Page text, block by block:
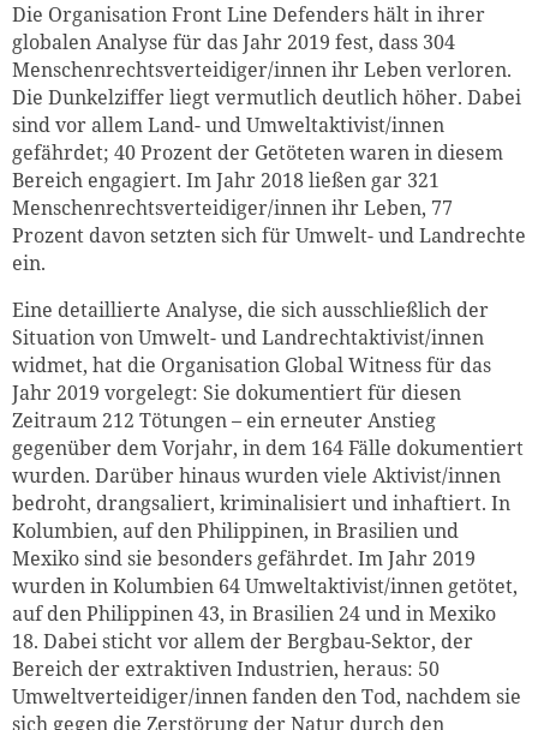
Die Organisation Front Line Defenders hält in ihrer
globalen Analyse für das Jahr 2019 fest, dass 304
Menschenrechtsverteidiger/innen ihr Leben verloren.
Die Dunkelziffer liegt vermutlich deutlich höher. Dabei
sind vor allem Land- und Umweltaktivist/innen
gefährdet; 40 Prozent der Getöteten waren in diesem
Bereich engagiert. Im Jahr 2018 ließen gar 321
Menschenrechtsverteidiger/innen ihr Leben, 77
Prozent davon setzten sich für Umwelt- und Landrechte
ein.
Eine detaillierte Analyse, die sich ausschließlich der
Situation von Umwelt- und Landrechtaktivist/innen
widmet, hat die Organisation Global Witness für das
Jahr 2019 vorgelegt: Sie dokumentiert für diesen
Zeitraum 212 Tötungen – ein erneuter Anstieg
gegenüber dem Vorjahr, in dem 164 Fälle dokumentiert
wurden. Darüber ­hinaus wurden viele Aktivist/innen
bedroht, drangsaliert, kriminalisiert und inhaftiert. In
Kolumbien, auf den Philippinen, in ­Brasilien und
Mexiko sind sie besonders gefährdet. Im Jahr 2019
wurden in Kolumbien 64 Umweltaktivist/innen getötet,
auf den Philippinen 43, in Brasilien 24 und in Mexiko
18. Dabei sticht vor allem der Bergbau-Sektor, der
Bereich der extraktiven Industrien, heraus: 50
Umweltverteidiger/innen fanden den Tod, nachdem sie
sich gegen die Zerstörung der Natur durch den